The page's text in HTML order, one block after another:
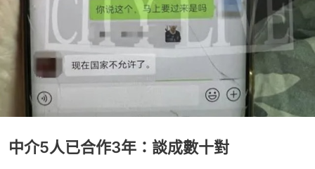
中介5人已合作3年：談成數十對